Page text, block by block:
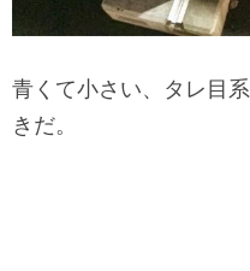
青くて小さい、タレ目
きだ。